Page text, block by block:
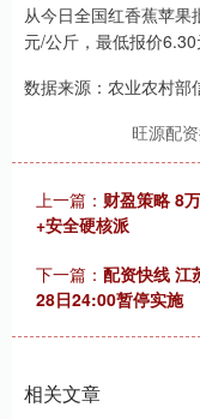
从今日全国红香蕉苹
元/公斤，最低报价6.30
数据来源：农业农村部
旺源配
上一篇： 财盈策略 8
+安全硬核派
下一篇： 配资快线 江
28日24:00暂停实施
相关文章